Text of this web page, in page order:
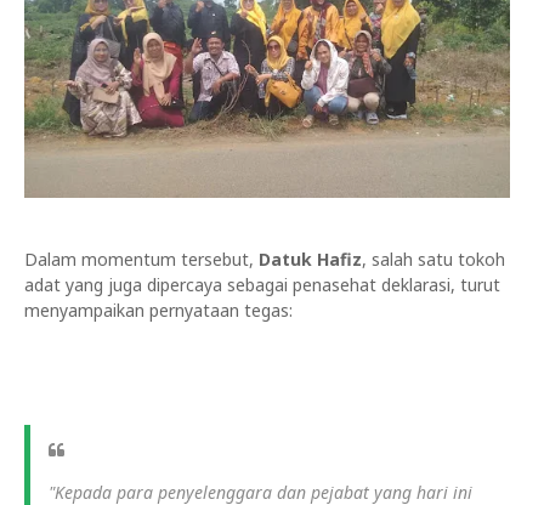
Dalam momentum tersebut, Datuk Hafiz, salah satu tokoh
adat yang juga dipercaya sebagai penasehat deklarasi, turut
menyampaikan pernyataan tegas:
"Kepada para penyelenggara dan pejabat yang hari ini